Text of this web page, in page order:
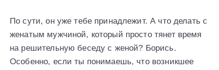
По сути, он уже тебе принадлежит. А что делать с
женатым мужчиной, который просто тянет время
на решительную беседу с женой? Борись.
Особенно, если ты понимаешь, что возникшее